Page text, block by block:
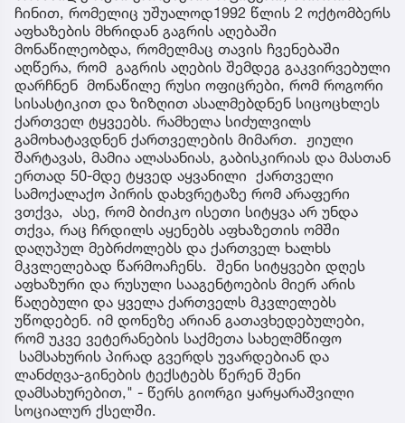
ჩინით, რომელიც უშუალოდ1992 წლის 2 ოქტომბერს
აფხაზების მხრიდან გაგრის აღებაში
მონაწილეობდა, რომელმაც თავის ჩვენებაში
აღწერა, რომ გაგრის აღების შემდეგ გაკვირვებული
დარჩნენ მონაწილე რუსი ოფიცრები, რომ როგორი
სისასტიკით და ზიზღით ასალმებდნენ სიცოცხლეს
ქართველ ტყვეებს. რამხელა სიძულვილს
გამოხატავდნენ ქართველების მიმართ. ჟიული
შარტავას, მამია ალასანიას, გაბისკირიას და მასთან
ერთად 50-მდე ტყვედ აყვანილი ქართველი
სამოქალაქო პირის დახვრეტაზე რომ არაფერი
ვთქვა, ასე, რომ ბიძიკო ისეთი სიტყვა არ უნდა
თქვა, რაც ჩრდილს აყენებს აფხაზეთის ომში
დაღუპულ მებრძოლებს და ქართველ ხალხს
მკვლელებად წარმოაჩენს. შენი სიტყვები დღეს
აფხაზური და რუსული სააგენტოების მიერ არის
წაღებული და ყველა ქართველს მკვლელებს
უწოდებენ. იმ დონეზე არიან გათავხედებულები,
რომ უკვე ვეტერანების საქმეთა სახელმწიფო
სამსახურის პირად გვერდს უვარდებიან და
ლანძღვა-გინების ტექსტებს წერენ შენი
დამსახურებით," - წერს გიორგი ყარყარაშვილი
სოციალურ ქსელში.